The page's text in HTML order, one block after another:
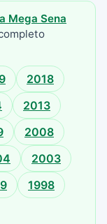
Mega Sena
2018
2013
2008
2003
1998